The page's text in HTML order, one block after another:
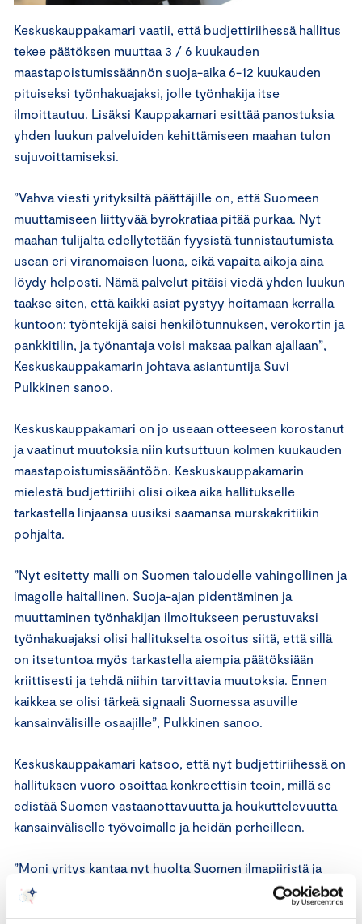
Keskuskauppakamari vaatii, että budjettiriihessä hallitus
tekee päätöksen muuttaa 3 / 6 kuukauden
maastapoistumissäännön suoja-aika 6-12 kuukauden
pituiseksi työnhakuajaksi, jolle työnhakija itse
ilmoittautuu. Lisäksi Kauppakamari esittää panostuksia
yhden luukun palveluiden kehittämiseen maahan tulon
sujuvoittamiseksi.
”Vahva viesti yrityksiltä päättäjille on, että Suomeen
muuttamiseen liittyvää byrokratiaa pitää purkaa. Nyt
maahan tulijalta edellytetään fyysistä tunnistautumista
usean eri viranomaisen luona, eikä vapaita aikoja aina
löydy helposti. Nämä palvelut pitäisi viedä yhden luukun
taakse siten, että kaikki asiat pystyy hoitamaan kerralla
kuntoon: työntekijä saisi henkilötunnuksen, verokortin ja
pankkitilin, ja työnantaja voisi maksaa palkan ajallaan”,
Keskuskauppakamarin johtava asiantuntija Suvi
Pulkkinen sanoo.
Keskuskauppakamari on jo useaan otteeseen korostanut
ja vaatinut muutoksia niin kutsuttuun kolmen kuukauden
maastapoistumissääntöön. Keskuskauppakamarin
mielestä budjettiriihi olisi oikea aika hallitukselle
tarkastella linjaansa uusiksi saamansa murskakritiikin
pohjalta.
”Nyt esitetty malli on Suomen taloudelle vahingollinen ja
imagolle haitallinen. Suoja-ajan pidentäminen ja
muuttaminen työnhakijan ilmoitukseen perustuvaksi
työnhakuajaksi olisi hallitukselta osoitus siitä, että sillä
on itsetuntoa myös tarkastella aiempia päätöksiään
kriittisesti ja tehdä niihin tarvittavia muutoksia. Ennen
kaikkea se olisi tärkeä signaali Suomessa asuville
kansainvälisille osaajille”, Pulkkinen sanoo.
Keskuskauppakamari katsoo, että nyt budjettiriihessä on
hallituksen vuoro osoittaa konkreettisin teoin, millä se
edistää Suomen vastaanottavuutta ja houkuttelevuutta
kansainväliselle työvoimalle ja heidän perheilleen.
”Moni yritys kantaa nyt huolta Suomen ilmapiiristä ja
houkuttelevuudesta kansainvälisille osaajille ja pohtii,